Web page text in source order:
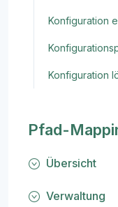
Konfiguration
Konfiguration
Pfad-
Übersicht
Verwaltung